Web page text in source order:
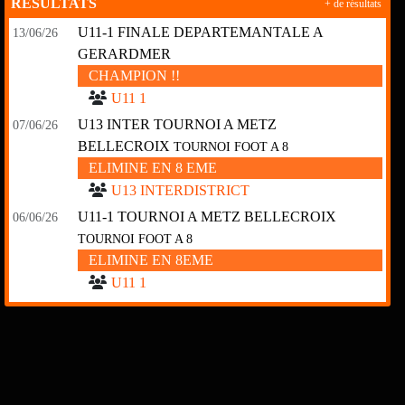
RÉSULTATS
13/06/26
U11-1 FINALE DEPARTEMANTALE A
GERARDMER
CHAMPION !!
U11 1
07/06/26
U13 INTER TOURNOI A METZ
BELLECROIX TOURNOI FOOT A 8
ELIMINE EN 8 EME
U13 INTERDISTRICT
06/06/26 U11-1 TOURNOI A METZ BELLECROIX
TOURNOI FOOT A 8
ELIMINE EN 8EME
U11 1
+ de résultats